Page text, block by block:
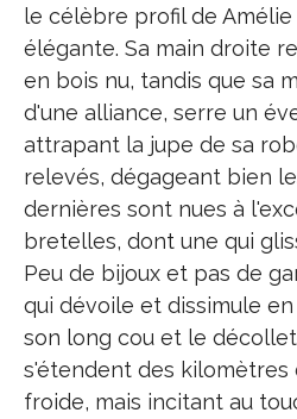
le célèbre profil de
élégante. Sa main droite
en bois nu, tandis que sa
d'une alliance, serre un
attrapant la jupe de sa
relevés, dégageant bien
dernières sont nues à
bretelles, dont une qui
Peu de bijoux et pas de
qui dévoile et dissimule
son long cou et le
s'étendent des kilomètres
froide, mais incitant au